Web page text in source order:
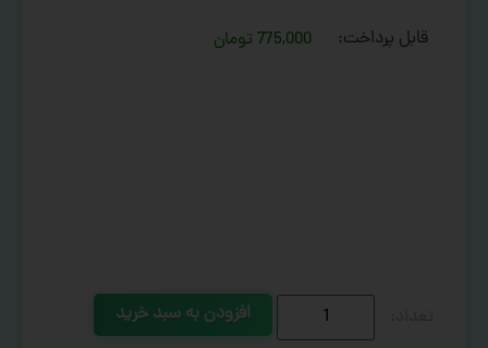
قابل پرداخت: 775,000 تومان
افزودن به سبد خرید